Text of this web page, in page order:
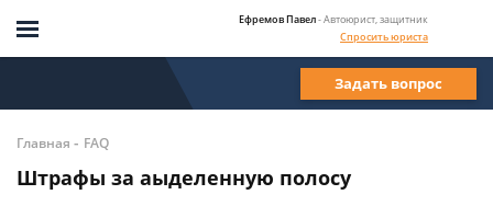
Ефремов Павел- Автоюрист, защитник
Спросить юриста
Задать вопрос
Главная - FAQ
Штрафы за аыделенную полосу